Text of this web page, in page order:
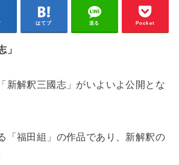
はてブ 送る Pocket
」
新解釈三國志」がいよいよ公開とな
「福田組」の作品であり、新解釈の